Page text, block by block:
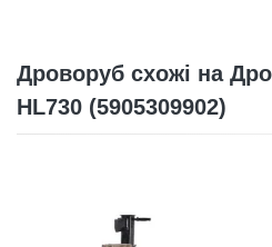
Дроворуб схожі на
HL730 (5905309902)